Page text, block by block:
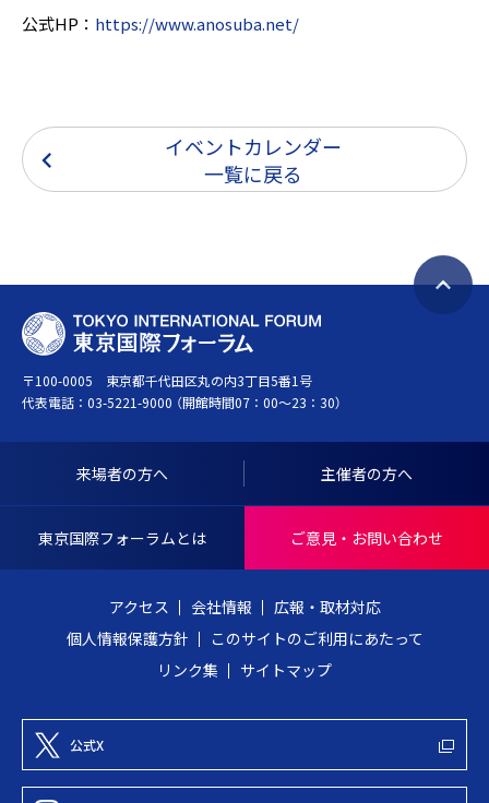
公式HP： https://www.anosuba.net/
イベントカレンダー
一覧に戻る
ペ
プ
戻
る
T
O
K
Y
O
N
N
〒100-0005 東京都千代田区丸の内3丁目5番1号
代表電話： 03-5221-9000 （開館時間07：00～23：30）
来場者の方へ 主催者の方へ
東京国際フォーラムとは ご意見・お問い合わせ
アクセス 会社情報
広報・取材対応
個人情報保護方針
このサイトのご利用にあたって
リンク集
サイトマップ
公式X